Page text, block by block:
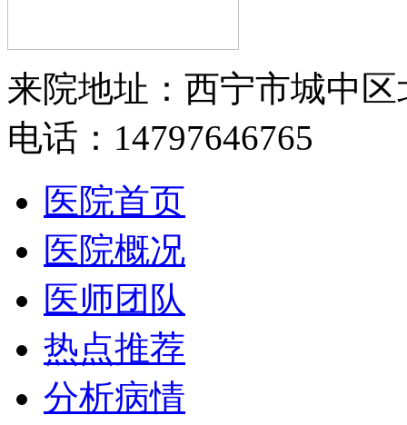
来院地址：西宁市城中区
电话：14797646765
医院首页
医院概况
医师团队
热点推荐
分析病情